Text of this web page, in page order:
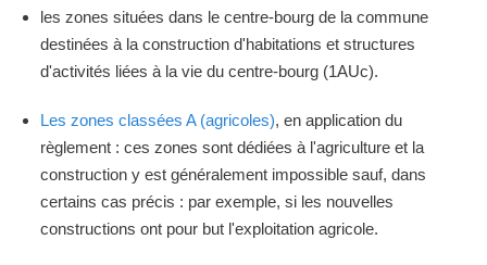
les zones situées dans le centre-bourg de la commune
destinées à la construction d'habitations et structures
d'activités liées à la vie du centre-bourg (1AUc).
Les zones classées A (agricoles), en application du
règlement : ces zones sont dédiées à l'agriculture et la
construction y est généralement impossible sauf, dans
certains cas précis : par exemple, si les nouvelles
constructions ont pour but l'exploitation agricole.